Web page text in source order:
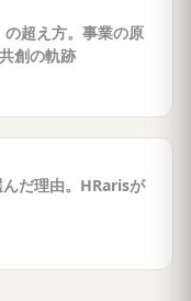
超え方。事業の原
創の軌跡
だ理由。HRarisが